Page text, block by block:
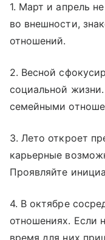
1. Март и апрель
во внешности,
отношений.
2. Весной
социальной
семейными
3. Лето откроет
карьерные
Проявляйте
4. В октябре
отношениях. Если